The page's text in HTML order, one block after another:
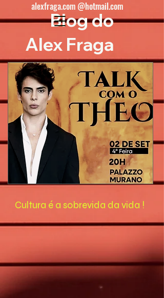
Cultura é a sobrevida da vida !
Blog do
Alex Fraga
alexfraga.com @hotmail.com